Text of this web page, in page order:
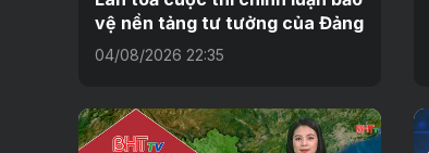
vệ nền tảng tư tưởng của Đảng
04/08/2026 22:35